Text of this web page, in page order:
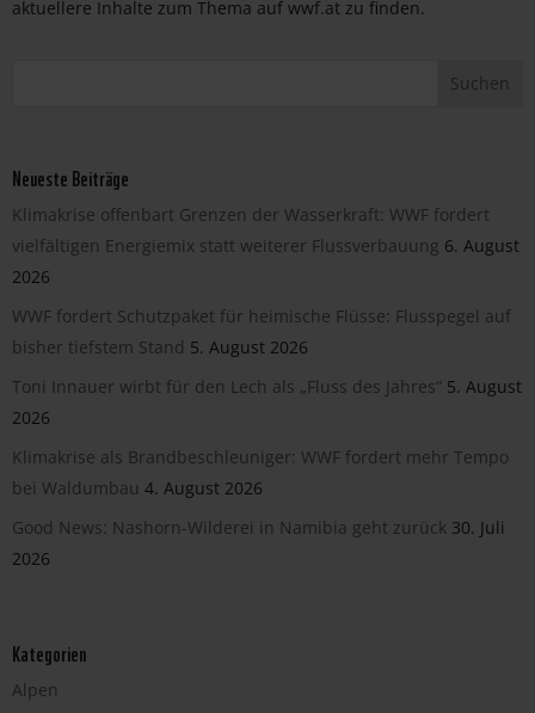
aktuellere Inhalte zum Thema auf wwf.at zu finden.
Neueste Beiträge
Klimakrise offenbart Grenzen der Wasserkraft: WWF fordert
vielfältigen Energiemix statt weiterer Flussverbauung 6. August
2026
WWF fordert Schutzpaket für heimische Flüsse: Flusspegel auf
bisher tiefstem Stand 5. August 2026
Toni Innauer wirbt für den Lech als „Fluss des Jahres“ 5. August
2026
Klimakrise als Brandbeschleuniger: WWF fordert mehr Tempo
bei Waldumbau 4. August 2026
Good News: Nashorn-Wilderei in Namibia geht zurück 30. Juli
2026
Kategorien
Alpen